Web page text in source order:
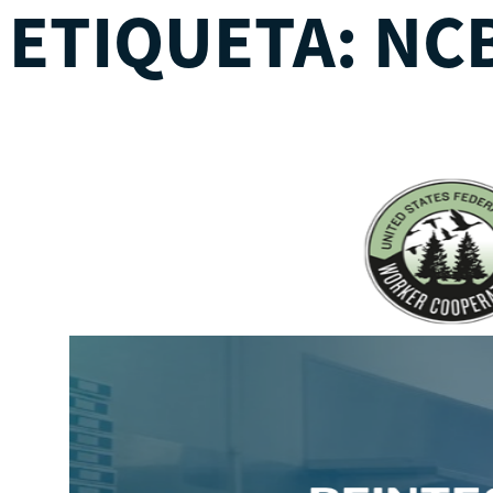
ETIQUETA: